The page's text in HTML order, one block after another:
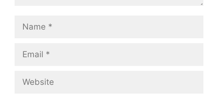
Name
Email
Website